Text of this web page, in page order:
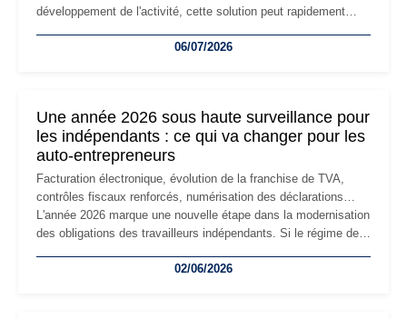
développement de l'activité, cette solution peut rapidement
professionnels, recrutement, image de marque… Le
06/07/2026
Une année 2026 sous haute surveillance pour
les indépendants : ce qui va changer pour les
auto-entrepreneurs
Facturation électronique, évolution de la franchise de TVA,
contrôles fiscaux renforcés, numérisation des déclarations…
L'année 2026 marque une nouvelle étape dans la modernisation
des obligations des travailleurs indépendants. Si le régime de
les auto-entrepreneurs devront s'adapter à un environnement
02/06/2026